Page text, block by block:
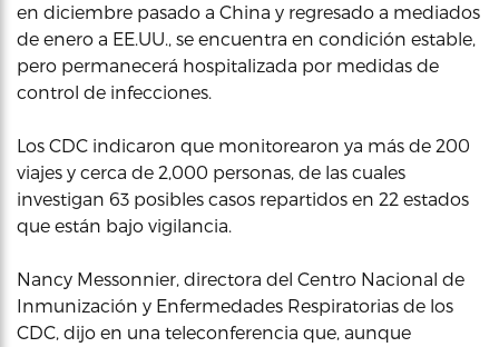
en diciembre pasado a China y regresado a mediados
de enero a EE.UU., se encuentra en condición estable,
pero permanecerá hospitalizada por medidas de
control de infecciones.
Los CDC indicaron que monitorearon ya más de 200
viajes y cerca de 2,000 personas, de las cuales
investigan 63 posibles casos repartidos en 22 estados
que están bajo vigilancia.
Nancy Messonnier, directora del Centro Nacional de
Inmunización y Enfermedades Respiratorias de los
CDC, dijo en una teleconferencia que, aunque